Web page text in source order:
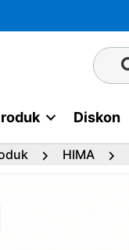
Diskon
HIMA